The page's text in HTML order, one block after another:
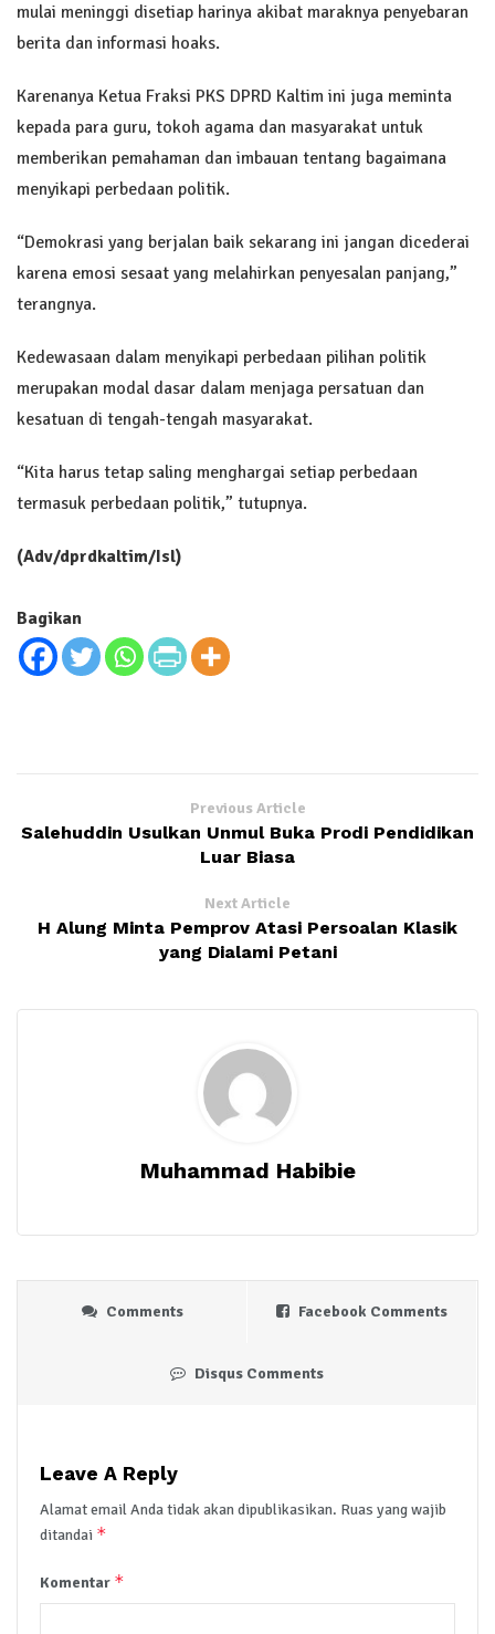
mulai meninggi disetiap harinya akibat maraknya penyebaran
berita dan informasi hoaks.
Karenanya Ketua Fraksi PKS DPRD Kaltim ini juga meminta
kepada para guru, tokoh agama dan masyarakat untuk
memberikan pemahaman dan imbauan tentang bagaimana
menyikapi perbedaan politik.
“Demokrasi yang berjalan baik sekarang ini jangan dicederai
karena emosi sesaat yang melahirkan penyesalan panjang,”
terangnya.
Kedewasaan dalam menyikapi perbedaan pilihan politik
merupakan modal dasar dalam menjaga persatuan dan
kesatuan di tengah-tengah masyarakat.
“Kita harus tetap saling menghargai setiap perbedaan
termasuk perbedaan politik,” tutupnya.
(Adv/dprdkaltim/Isl)
Bagikan
Previous Article
Salehuddin Usulkan Unmul Buka Prodi Pendidikan
Luar Biasa
Next Article
H Alung Minta Pemprov Atasi Persoalan Klasik
yang Dialami Petani
Muhammad Habibie
Comments Facebook Comments
Disqus Comments
Leave A Reply
Alamat email Anda tidak akan dipublikasikan. Ruas yang wajib
ditandai *
Komentar *